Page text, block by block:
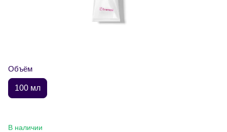
Объём
100 мл
В наличии